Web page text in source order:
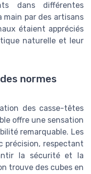
dans différentes
par des artisans
étaient appréciés
naturelle et leur
normes
des casse-têtes
offre une sensation
remarquable. Les
précision, respectant
la sécurité et la
trouve des cubes en